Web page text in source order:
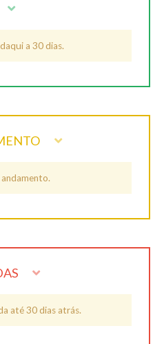
a 30 dias.
até 30 dias atrás.